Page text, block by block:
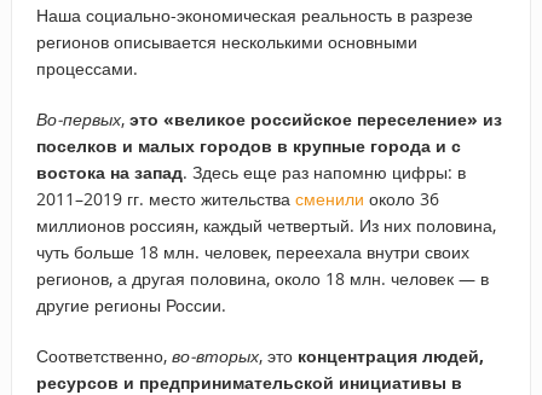
Наша социально-экономическая реальность в разрезе
регионов описывается несколькими основными
процессами.
Во-первых, это «великое российское переселение» из
поселков и малых городов в крупные города и с
востока на запад. Здесь еще раз напомню цифры: в
2011–2019 гг. место жительства сменили около 36
миллионов россиян, каждый четвертый. Из них половина,
чуть больше 18 млн. человек, переехала внутри своих
регионов, а другая половина, около 18 млн. человек — в
другие регионы России.
Соответственно, во-вторых, это концентрация людей,
ресурсов и предпринимательской инициативы в